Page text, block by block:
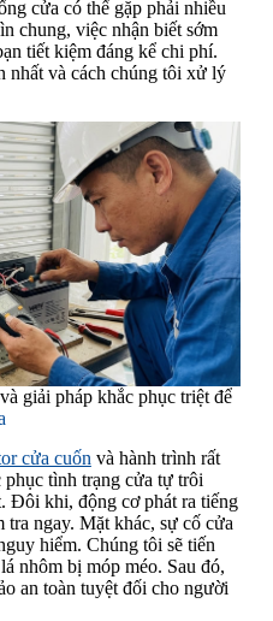
cửa có thể gặp phải nhiều
chung, việc nhận biết sớm
tiết kiệm đáng kể chi phí.
nhất và cách chúng tôi xử lý
giải pháp khắc phục triệt để
cửa cuốn và hành trình rất
phục tình trạng cửa tự trôi
Đôi khi, động cơ phát ra tiếng
ngay. Mặt khác, sự cố cửa
hiểm. Chúng tôi sẽ tiến
nhôm bị móp méo. Sau đó,
an toàn tuyệt đối cho người